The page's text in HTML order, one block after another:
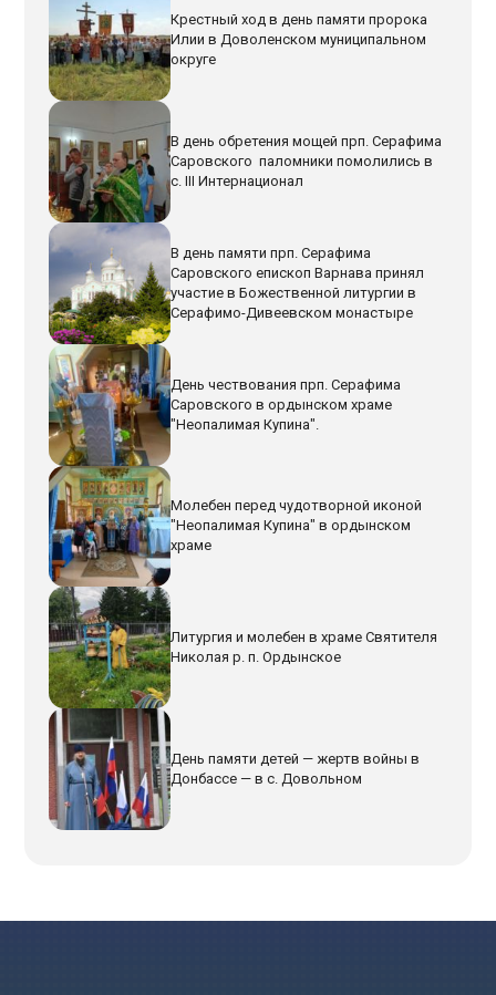
Крестный ход в день памяти пророка
Илии в Доволенском муниципальном
округе
В день обретения мощей прп. Серафима
Саровского паломники помолились в
с. III Интернационал
В день памяти прп. Серафима
Саровского епископ Варнава принял
участие в Божественной литургии в
Серафимо-Дивеевском монастыре
День чествования прп. Серафима
Саровского в ордынском храме
"Неопалимая Купина".
Молебен перед чудотворной иконой
"Неопалимая Купина" в ордынском
храме
Литургия и молебен в храме Святителя
Николая р. п. Ордынское
День памяти детей — жертв войны в
Донбассе — в с. Довольном